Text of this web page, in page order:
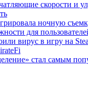
скорости и
ночную
для
вирус в игру на
стал самым